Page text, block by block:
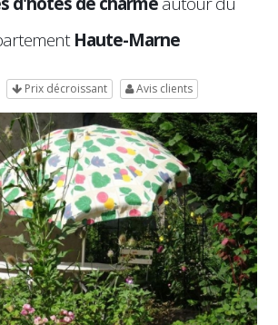
Haute-Marne
Prix décroissant Avis clients